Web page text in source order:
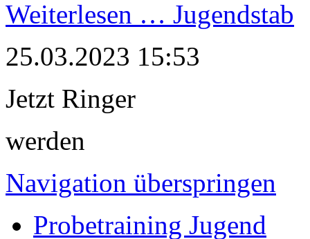
Weiterlesen … Jugendstab
25.03.2023 15:53
Jetzt Ringer
werden
Navigation überspringen
Probetraining Jugend